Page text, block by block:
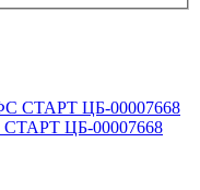
СТАРТ ЦБ-00007668